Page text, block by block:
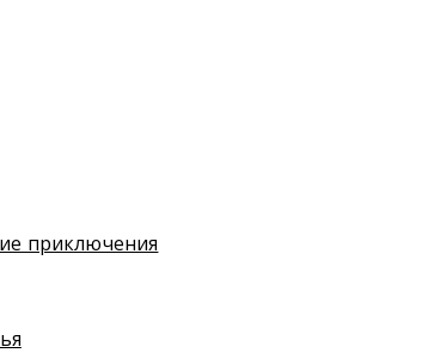
приключения